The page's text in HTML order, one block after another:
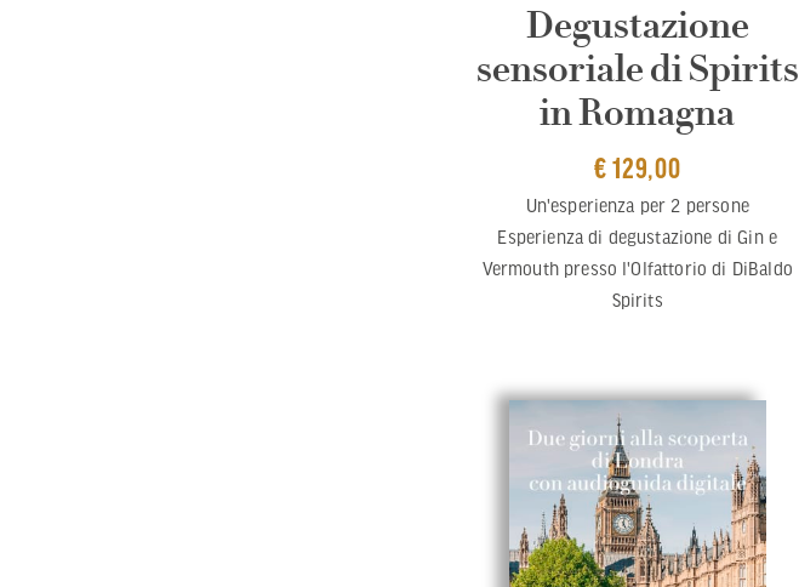
Degustazione
sensoriale di Spirits
in Romagna
€ 129,00
Un'esperienza per 2 persone
Esperienza di degustazione di Gin e
Vermouth presso l'Olfattorio di DiBaldo
Spirits